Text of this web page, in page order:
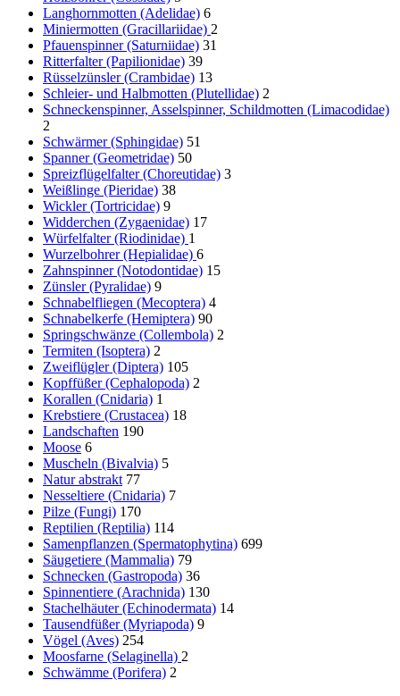
Langhornmotten (Adelidae) 6
Miniermotten (Gracillariidae) 2
Pfauenspinner (Saturniidae) 31
Ritterfalter (Papilionidae) 39
Rüsselzünsler (Crambidae) 13
Schleier- und Halbmotten (Plutellidae) 2
Schneckenspinner, Asselspinner, Schildmotten (Limacodidae)
2
Schwärmer (Sphingidae) 51
Spanner (Geometridae) 50
Spreizflügelfalter (Choreutidae) 3
Weißlinge (Pieridae) 38
Wickler (Tortricidae) 9
Widderchen (Zygaenidae) 17
Würfelfalter (Riodinidae) 1
Wurzelbohrer (Hepialidae) 6
Zahnspinner (Notodontidae) 15
Zünsler (Pyralidae) 9
Schnabelfliegen (Mecoptera) 4
Schnabelkerfe (Hemiptera) 90
Springschwänze (Collembola) 2
Termiten (Isoptera) 2
Zweiflügler (Diptera) 105
Kopffüßer (Cephalopoda) 2
Korallen (Cnidaria) 1
Krebstiere (Crustacea) 18
Landschaften 190
Moose 6
Muscheln (Bivalvia) 5
Natur abstrakt 77
Nesseltiere (Cnidaria) 7
Pilze (Fungi) 170
Reptilien (Reptilia) 114
Samenpflanzen (Spermatophytina) 699
Säugetiere (Mammalia) 79
Schnecken (Gastropoda) 36
Spinnentiere (Arachnida) 130
Stachelhäuter (Echinodermata) 14
Tausendfüßer (Myriapoda) 9
Vögel (Aves) 254
Moosfarne (Selaginella) 2
Schwämme (Porifera) 2